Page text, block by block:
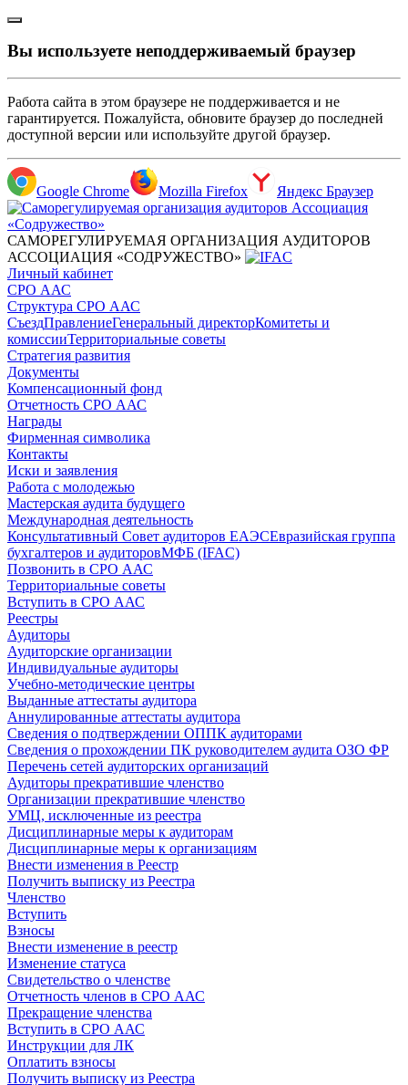
Вы используете неподдерживаемый браузер
Работа сайта в этом браузере не поддерживается и не
гарантируется. Пожалуйста, обновите браузер до последней
доступной версии или используйте другой браузер.
Google Chrome Mozilla Firefox Яндекс Браузер
САМОРЕГУЛИРУЕМАЯ ОРГАНИЗАЦИЯ АУДИТОРОВ
АССОЦИАЦИЯ «СОДРУЖЕСТВО»
Личный кабинет
СРО ААС
Структура СРО ААС
СъездПравлениеГенеральный директорКомитеты и
комиссииТерриториальные советы
Стратегия развития
Документы
Компенсационный фонд
Отчетность СРО ААС
Награды
Фирменная символика
Контакты
Иски и заявления
Работа с молодежью
Мастерская аудита будущего
Международная деятельность
Консультативный Совет аудиторов ЕАЭСЕвразийская группа
бухгалтеров и аудиторовМФБ (IFAC)
Позвонить в СРО ААС
Территориальные советы
Вступить в СРО ААС
Реестры
Аудиторы
Аудиторские организации
Индивидуальные аудиторы
Учебно-методические центры
Выданные аттестаты аудитора
Аннулированные аттестаты аудитора
Сведения о подтверждении ОППК аудиторами
Сведения о прохождении ПК руководителем аудита ОЗО ФР
Перечень сетей аудиторских организаций
Аудиторы прекратившие членство
Организации прекратившие членство
УМЦ, исключенные из реестра
Дисциплинарные меры к аудиторам
Дисциплинарные меры к организациям
Внести изменения в Реестр
Получить выписку из Реестра
Членство
Вступить
Взносы
Внести изменение в реестр
Изменение статуса
Свидетельство о членстве
Отчетность членов в СРО ААС
Прекращение членства
Вступить в СРО ААС
Инструкции для ЛК
Оплатить взносы
Получить выписку из Реестра